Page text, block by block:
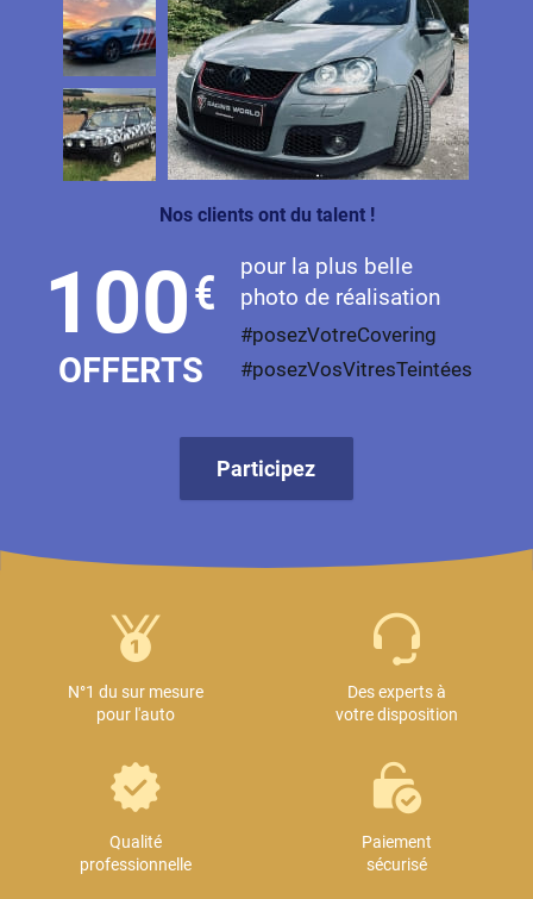
Nos clients ont du talent !
100€
OFFERTS
pour la plus belle
photo de réalisation
#posezVotreCovering
#posezVosVitresTeintées
Participez
N°1 du sur mesure
pour l'auto
Des experts à
votre disposition
Qualité
professionnelle
Paiement
sécurisé